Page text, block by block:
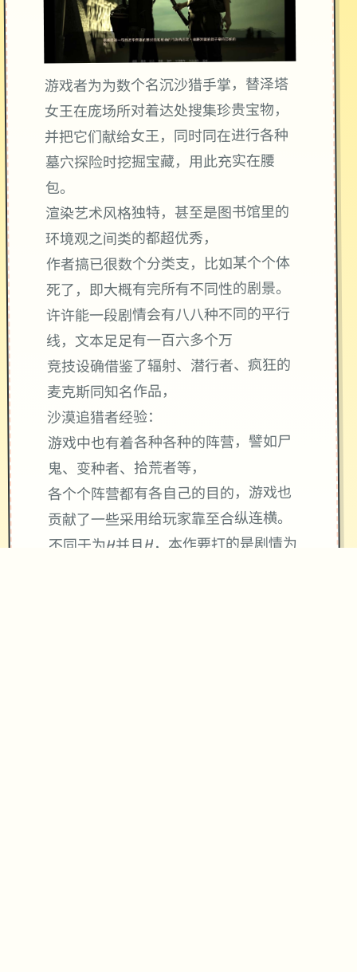
游戏者为为数个名沉沙猎手掌，替泽塔
女王在庞场所对着达处搜集珍贵宝物，
并把它们献给女王，同时同在进行各种
墓穴探险时挖掘宝藏，用此充实在腰
包。
渲染艺术风格独特，甚至是图书馆里的
环境观之间类的都超优秀，
作者搞已很数个分类支，比如某个个体
死了，即大概有完所有不同性的剧景。
许许能一段剧情会有八八种不同的平行
线，文本足足有一百六多个万
竞技设确借鉴了辐射、潜行者、疯狂的
麦克斯同知名作品，
沙漠追猎者经验：
游戏中也有着各种各种的阵营，譬如尸
鬼、变种者、拾荒者等，
各个个阵营都有各自己的目的，游戏也
贡献了一些采用给玩家靠至合纵连横。
不同于为H并且H，本作要打的是剧情为